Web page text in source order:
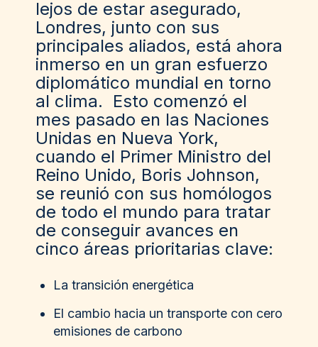
lejos de estar asegurado,
Londres, junto con sus
principales aliados, está ahora
inmerso en un gran esfuerzo
diplomático mundial en torno
al clima. Esto comenzó el
mes pasado en las Naciones
Unidas en Nueva York,
cuando el Primer Ministro del
Reino Unido, Boris Johnson,
se reunió con sus homólogos
de todo el mundo para tratar
de conseguir avances en
cinco áreas prioritarias clave:
La transición energética
El cambio hacia un transporte con cero
emisiones de carbono